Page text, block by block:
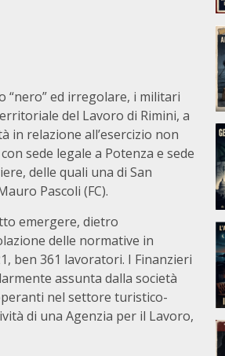
“nero” ed irregolare, i militari
del Lavoro di Rimini, a
in relazione all’esercizio non
sede legale a Potenza e sede
delle quali una di San
Pascoli (FC).
emergere, dietro
delle normative in
ben 361 lavoratori. I Finanzieri
assunta dalla società
nel settore turistico-
di una Agenzia per il Lavoro,